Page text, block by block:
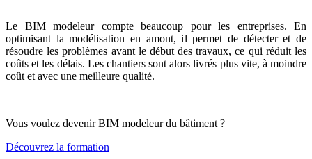
Le BIM modeleur compte beaucoup pour les entreprises. En
optimisant la modélisation en amont, il permet de détecter et de
résoudre les problèmes avant le début des travaux, ce qui réduit les
coûts et les délais. Les chantiers sont alors livrés plus vite, à moindre
coût et avec une meilleure qualité.
Vous voulez devenir BIM modeleur du bâtiment ?
Découvrez la formation